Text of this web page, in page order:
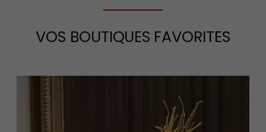
VOS BOUTIQUES FAVORITES